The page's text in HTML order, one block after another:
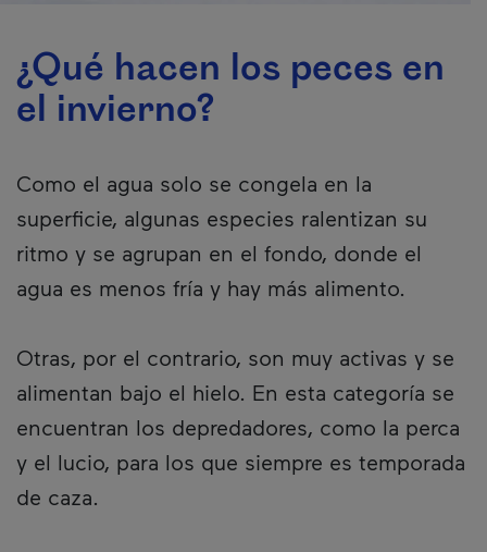
¿Qué hacen los peces en
el invierno?
Como el agua solo se congela en la
superficie, algunas especies ralentizan su
ritmo y se agrupan en el fondo, donde el
agua es menos fría y hay más alimento.
Otras, por el contrario, son muy activas y se
alimentan bajo el hielo. En esta categoría se
encuentran los depredadores, como la perca
y el lucio, para los que siempre es temporada
de caza.